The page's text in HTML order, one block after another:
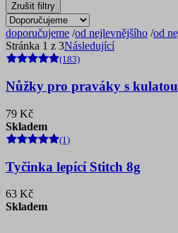
Zrušit filtry
doporučujeme /od nejlevnějšího /od
Stránka 1 z 3Následující
(183)
Nůžky pro praváky s
79 Kč
Skladem
(1)
Tyčinka lepící Stitch 8g
63 Kč
Skladem